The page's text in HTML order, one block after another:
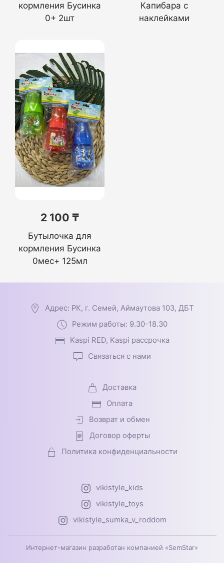
кормления Бусинка
0+ 2шт
Капибара с
наклейками
2 100 ₸
Бутылочка для
кормления Бусинка
0мес+ 125мл
Адрес: РК, г. Семей, Аймаутова 103, ДБТ
Режим работы: 9.30-18.30
Kaspi RED, Kaspi рассрочка
Связаться с нами
Доставка
Оплата
Возврат и обмен
Договор оферты
Политика конфиденциальности
vikistyle_kids
vikistyle_toys
vikistyle_sumka_v_roddom
Интернет-магазин разработан компанией «SemStar»